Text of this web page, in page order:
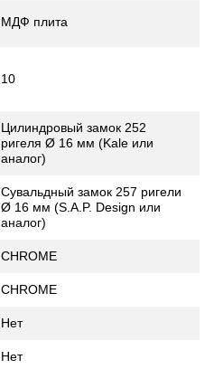
МДФ плита
10
Цилиндровый замок 252
ригеля Ø 16 мм (Kale или
аналог)
Сувальдный замок 257 ригели
Ø 16 мм (S.А.P. Design или
аналог)
CHROME
CHROME
Нет
Нет